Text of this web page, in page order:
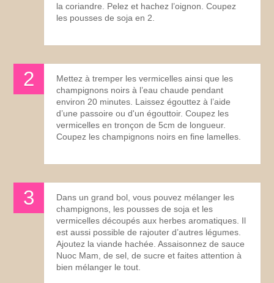
la coriandre. Pelez et hachez l’oignon. Coupez
les pousses de soja en 2.
Mettez à tremper les vermicelles ainsi que les
champignons noirs à l’eau chaude pendant
environ 20 minutes. Laissez égouttez à l’aide
d’une passoire ou d'un égouttoir. Coupez les
vermicelles en tronçon de 5cm de longueur.
Coupez les champignons noirs en fine lamelles.
Dans un grand bol, vous pouvez mélanger les
champignons, les pousses de soja et les
vermicelles découpés aux herbes aromatiques. Il
est aussi possible de rajouter d’autres légumes.
Ajoutez la viande hachée. Assaisonnez de sauce
Nuoc Mam, de sel, de sucre et faites attention à
bien mélanger le tout.